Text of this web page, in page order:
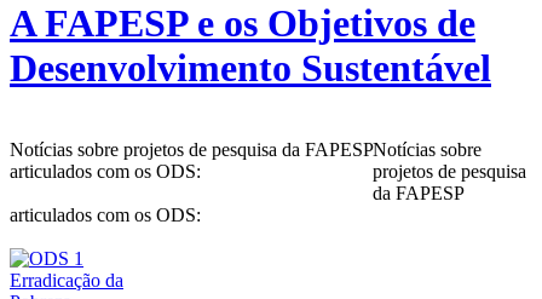
A FAPESP e os Objetivos de
Desenvolvimento Sustentável
Notícias sobre projetos de pesquisa da FAPESP
articulados com os ODS:
Notícias sobre
projetos de pesquisa
da FAPESP
articulados com os ODS: